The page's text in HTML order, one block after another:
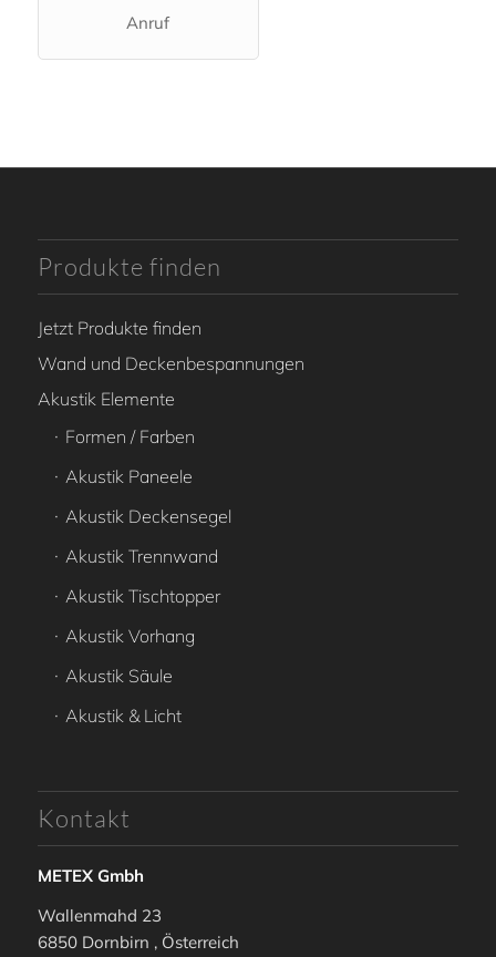
Anruf
Produkte finden
Jetzt Produkte finden
Wand und Deckenbespannungen
Akustik Elemente
Formen / Farben
Akustik Paneele
Akustik Deckensegel
Akustik Trennwand
Akustik Tischtopper
Akustik Vorhang
Akustik Säule
Akustik & Licht
Kontakt
METEX Gmbh
Wallenmahd 23
6850 Dornbirn , Österreich